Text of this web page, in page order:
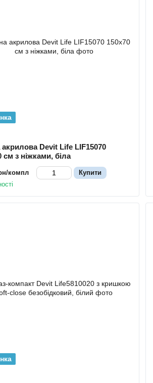
Devit Life LIF15070
см з ніжками, біла
компл
Купити